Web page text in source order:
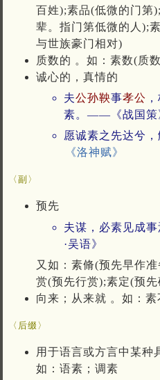
百姓);素品(低微的门第
辈。指门第低微的人);
与世族豪门相对)
质数的 。如：素数(质
诚心的，真情的
夫公孙鞅事孝公
素。——《战国策
愿诚素之先达兮
《洛神赋》
〈副〉
预先
夫谋，必素见成
·吴语》
又如：素脩(预先早作
赏(预先行赏);素定(预先
向来；从来就 。如：
〈后缀〉
用于语言或方言中某种
如：语素；调素